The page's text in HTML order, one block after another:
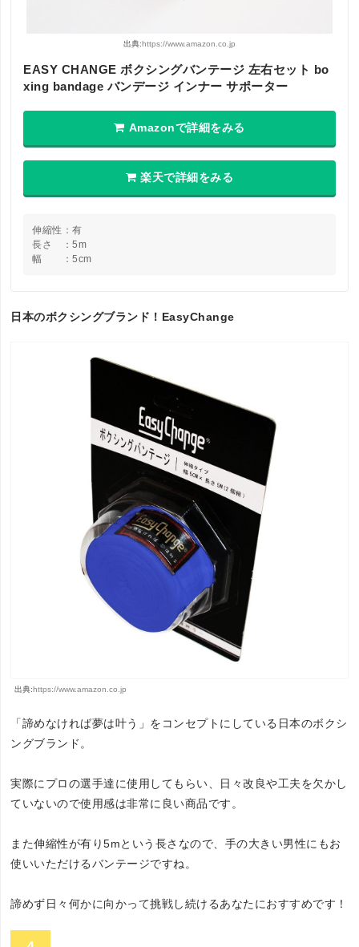
出典:https://www.amazon.co.jp
EASY CHANGE ボクシングバンテージ 左右セット bo
xing bandage バンデージ インナー サポーター
Amazonで詳細をみる
楽天で詳細をみる
伸縮性：有
長さ ：5m
幅 ：5cm
日本のボクシングブランド！EasyChange
出典:https://www.amazon.co.jp
「諦めなければ夢は叶う」をコンセプトにしている日本のボクシ
ングブランド。
実際にプロの選手達に使用してもらい、日々改良や工夫を欠かし
ていないので使用感は非常に良い商品です。
また伸縮性が有り5mという長さなので、手の大きい男性にもお
使いいただけるバンテージですね。
諦めず日々何かに向かって挑戦し続けるあなたにおすすめです！